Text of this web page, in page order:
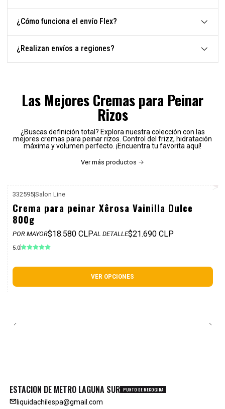
¿Cómo funciona el envío Flex?
¿Realizan envíos a regiones?
Las Mejores Cremas para Peinar
Rizos
¿Buscas definición total? Explora nuestra colección con las
mejores cremas para peinar rizos. Control del frizz, hidratación
máxima y volumen perfecto. ¡Encuentra tu favorita aquí!
Ver más productos
332595|Salon Line
Crema para peinar Xêrosa Vainilla Dulce
800g
POR MAYOR$18.580 CLPAL DETALLE$21.690 CLP
5.0
VER OPCIONES
ESTACION DE METRO LAGUNA SUR PUNTO DE RECOGIDA
liquidachilespa@gmail.com